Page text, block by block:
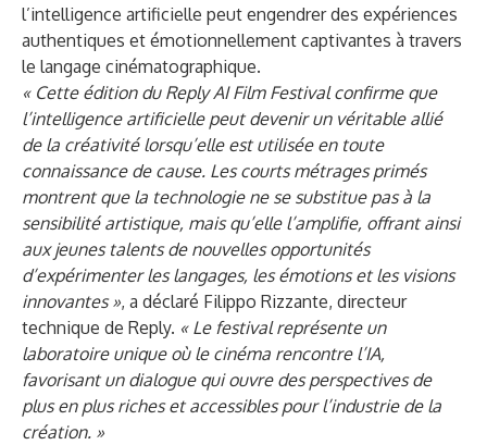
l’intelligence artificielle peut engendrer des expériences
authentiques et émotionnellement captivantes à travers
le langage cinématographique.
« Cette édition du Reply AI Film Festival confirme que
l’intelligence artificielle peut devenir un véritable allié
de la créativité lorsqu’elle est utilisée en toute
connaissance de cause. Les courts métrages primés
montrent que la technologie ne se substitue pas à la
sensibilité artistique, mais qu’elle l’amplifie, offrant ainsi
aux jeunes talents de nouvelles opportunités
d’expérimenter les langages, les émotions et les visions
innovantes », a déclaré Filippo Rizzante, directeur
technique de Reply. « Le festival représente un
laboratoire unique où le cinéma rencontre l’IA,
favorisant un dialogue qui ouvre des perspectives de
plus en plus riches et accessibles pour l’industrie de la
création. »